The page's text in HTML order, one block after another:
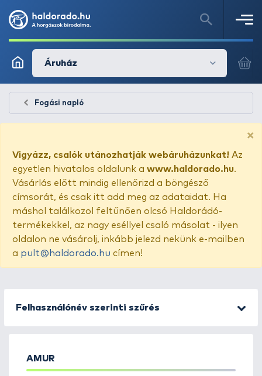
Áruház
Fogási napló
×
Vigyázz, csalók utánozhatják webáruházunkat! Az
egyetlen hivatalos oldalunk a www.haldorado.hu.
Vásárlás előtt mindig ellenőrizd a böngésző
címsorát, és csak itt add meg az adataidat. Ha
máshol találkozol feltűnően olcsó Haldorádó-
termékekkel, az nagy eséllyel csaló másolat - ilyen
oldalon ne vásárolj, inkább jelezd nekünk e-mailben
a pult@haldorado.hu címen!
Felhasználónév szerinti szűrés
AMUR